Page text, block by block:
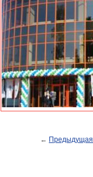
← Предыдущая